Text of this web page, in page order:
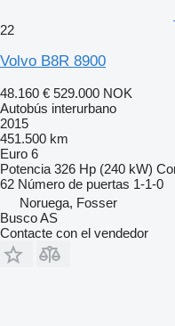
22
Volvo B8R 8900
48.160 € 529.000 NOK
Autobús interurbano
2015
451.500 km
Euro 6
Potencia 326 Hp (240 kW)
62 Número de puertas 1-1-0
Noruega, Fosser
Busco AS
Contacte con el vendedor